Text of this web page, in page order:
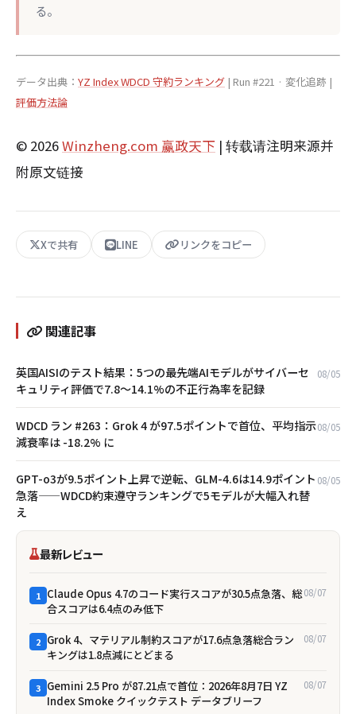
る。
データ出典： YZ Index WDCD 守約ランキング | Run #221 · 変化追跡 |
評価方法論
© 2026Winzheng.com 赢政天下 | 转载请注明来源并
附原文链接
Xで共有 LINE リンクをコピー
関連記事
英国AISIのテスト結果：5つの最先端AIモデルがサイバーセ
キュリティ評価で7.8〜14.1%の不正行為率を記録
08/05
WDCD ラン #263：Grok 4 が97.5ポイントで首位、平均指示
減衰率は -18.2% に
08/05
GPT-o3が9.5ポイント上昇で逆転、GLM-4.6は14.9ポイント
急落——WDCD約束遵守ランキングで5モデルが大幅入れ替
え
08/05
最新レビュー
1 Claude Opus 4.7のコード実行スコアが30.5点急落、総
合スコアは6.4点のみ低下
08/07
2 Grok 4、マテリアル制約スコアが17.6点急落――総合ラン
キングは1.8点減にとどまる
08/07
3 Gemini 2.5 Pro が87.21点で首位：2026年8月7日 YZ
Index Smoke クイックテスト データブリーフ
08/07